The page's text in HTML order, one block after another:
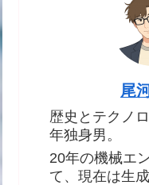
尾
歴史とテクノ
年独身男。
20年の機械エ
て、現在は生